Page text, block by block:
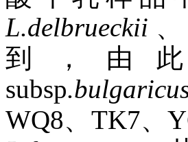
L.delbrueckii
到，由
subsp
WQ8、TK7、